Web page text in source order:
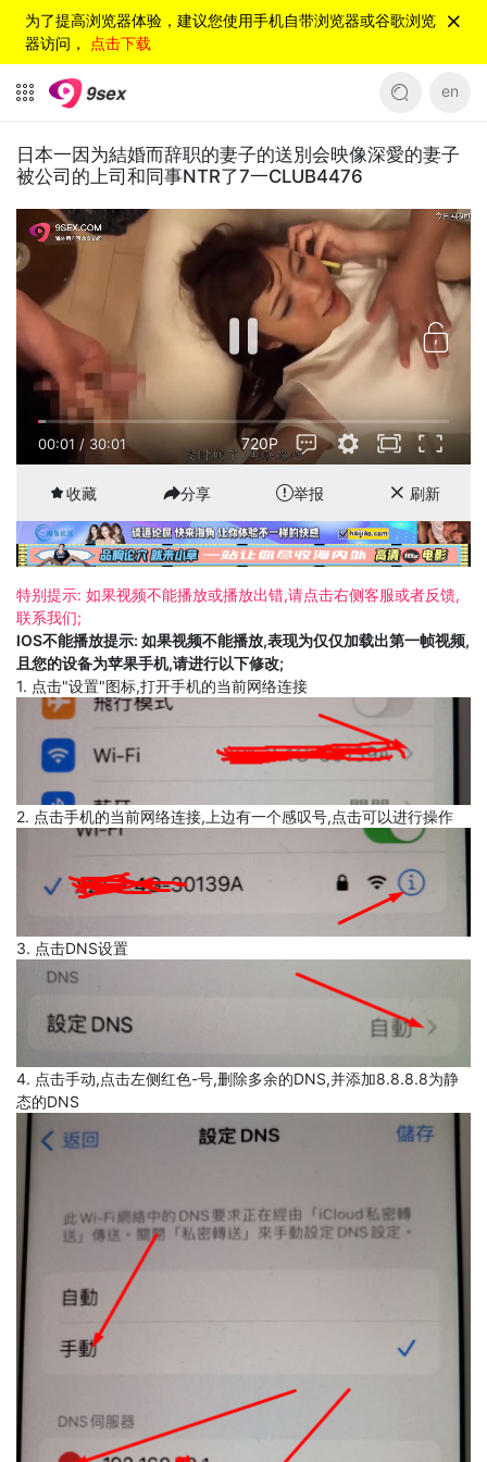
为了提高浏览器体验，建议您使用手机自带浏览器或谷歌浏览
器访问， 点击下载
en
日本一因为結婚而辞职的妻子的送別会映像深愛的妻子
被公司的上司和同事NTR了7一CLUB4476
00:01 / 30:01 720P
收藏 分享 举报 刷新
特别提示: 如果视频不能播放或播放出错,请点击右侧客服或者反馈,
联系我们;
IOS不能播放提示: 如果视频不能播放,表现为仅仅加载出第一帧视频,
且您的设备为苹果手机,请进行以下修改;
1. 点击"设置"图标,打开手机的当前网络连接
2. 点击手机的当前网络连接,上边有一个感叹号,点击可以进行操作
3. 点击DNS设置
4. 点击手动,点击左侧红色-号,删除多余的DNS,并添加8.8.8.8为静
态的DNS